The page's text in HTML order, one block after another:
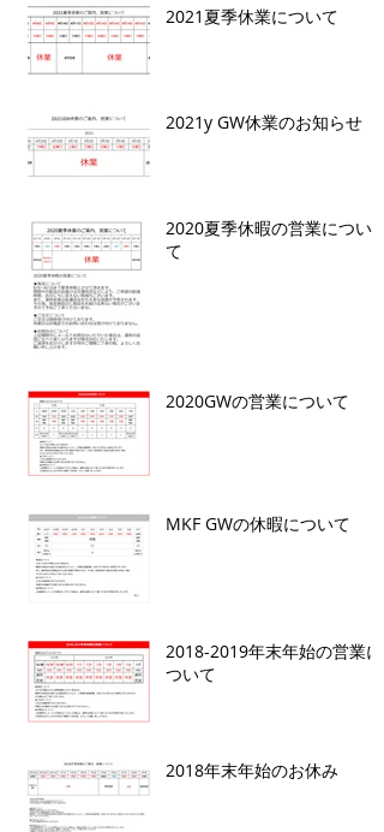
2021夏季休業について
2021y GW休業のお知らせ
2020夏季休暇の営業につい
て
2020GWの営業について
MKF GWの休暇について
2018-2019年末年始の営業に
ついて
2018年末年始のお休み